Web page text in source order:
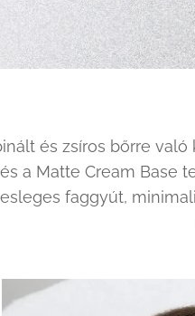
és zsíros bőrre
a Matte Cream Base
faggyút,